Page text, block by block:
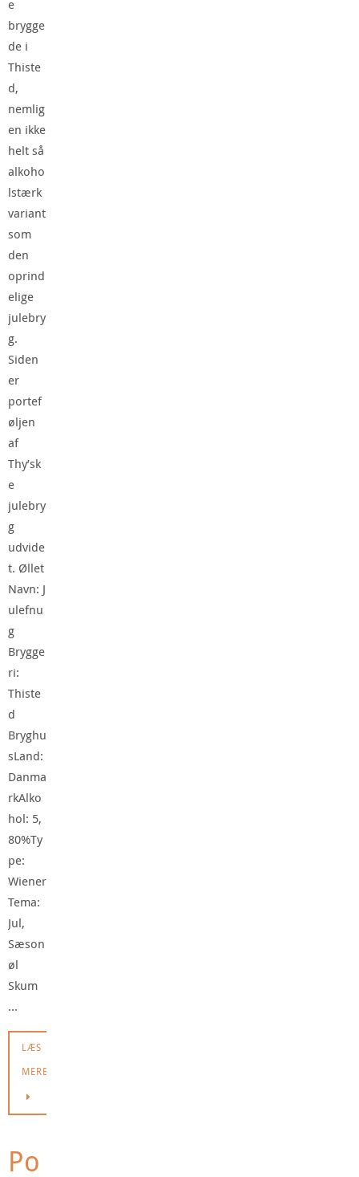
e
brygge
de i
Thiste
d,
nemlig
en ikke
helt så
alkoho
lstærk
variant
som
den
oprind
elige
julebry
g.
Siden
er
portef
øljen
af
Thy’sk
e
julebry
g
udvide
t. Øllet
Navn: J
ulefnu
g
Brygge
ri:
Thiste
d
Bryghu
sLand:
Danma
rkAlko
hol: 5,
80%Ty
pe:
Wiener
Tema:
Jul,
Sæson
øl
Skum
…
LÆS
MERE
Po